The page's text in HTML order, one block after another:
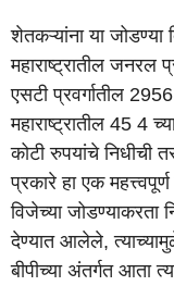
शेतकऱ्यांना या जोडण्या
महाराष्ट्रातील जनरल
एसटी प्रवर्गातील
महाराष्ट्रातील 45 4
कोटी रुपयांचे निधीची
प्रकारे हा एक
विजेच्या जोडण्याकरता
देण्यात आलेले,
बीपीच्या अंतर्गत आता